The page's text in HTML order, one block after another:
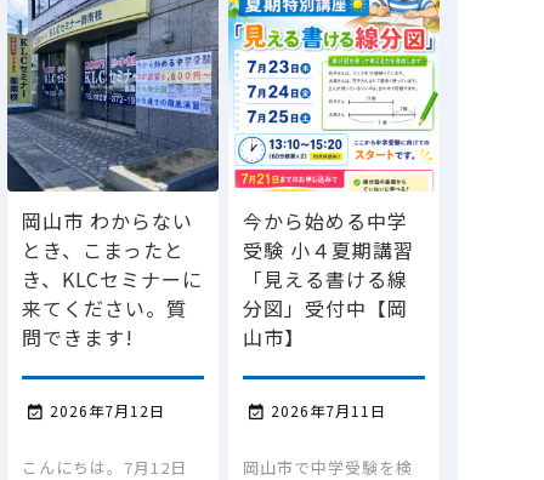
岡山市 わからない
とき、こまったと
き、KLCセミナーに
来てください。質
問できます!
 2026年7月12日
こんにちは。7月12日
今から始める中学
受験 小４夏期講習
「見える書ける線
分図」受付中【岡
山市】
 2026年7月11日
岡山市で中学受験を検